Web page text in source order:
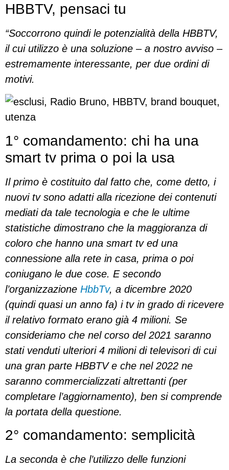
HBBTV, pensaci tu
“Soccorrono quindi le potenzialità della HBBTV,
il cui utilizzo è una soluzione – a nostro avviso –
estremamente interessante, per due ordini di
motivi.
1° comandamento: chi ha una
smart tv prima o poi la usa
Il primo è costituito dal fatto che, come detto, i
nuovi tv sono adatti alla ricezione dei contenuti
mediati da tale tecnologia e che le ultime
statistiche dimostrano che la maggioranza di
coloro che hanno una smart tv ed una
connessione alla rete in casa, prima o poi
coniugano le due cose. E secondo
l’organizzazione HbbTv, a dicembre 2020
(quindi quasi un anno fa) i tv in grado di ricevere
il relativo formato erano già 4 milioni. Se
consideriamo che nel corso del 2021 saranno
stati venduti ulteriori 4 milioni di televisori di cui
una gran parte HBBTV e che nel 2022 ne
saranno commercializzati altrettanti (per
completare l’aggiornamento), ben si comprende
la portata della questione.
2° comandamento: semplicità
La seconda è che l’utilizzo delle funzioni